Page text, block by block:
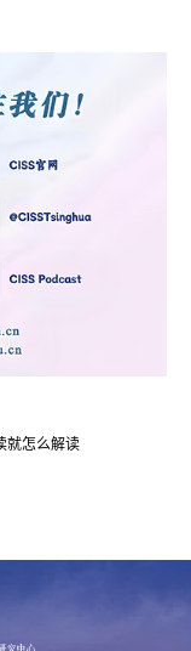
就怎么解读